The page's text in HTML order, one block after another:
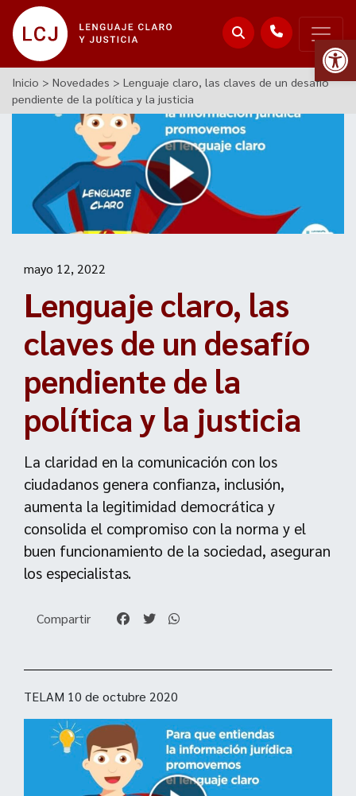
Inicio > Novedades > Lenguaje claro, las claves de un desafío
pendiente de la política y la justicia
mayo 12, 2022
Lenguaje claro, las
claves de un desafío
pendiente de la
política y la justicia
La claridad en la comunicación con los
ciudadanos genera confianza, inclusión,
aumenta la legitimidad democrática y
consolida el compromiso con la norma y el
buen funcionamiento de la sociedad, aseguran
los especialistas.
Compartir
TELAM 10 de octubre 2020